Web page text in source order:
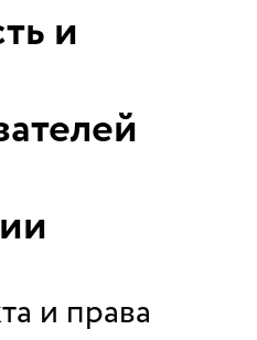
и
и права